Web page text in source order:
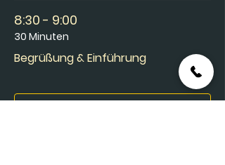
8:30 - 9:00
30 Minuten
Begrüßung & Einführung